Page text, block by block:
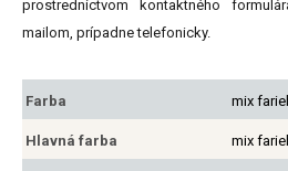
prostredníctvom kontaktného
mailom, prípadne telefonicky.
Farba mix
Hlavná farba mix